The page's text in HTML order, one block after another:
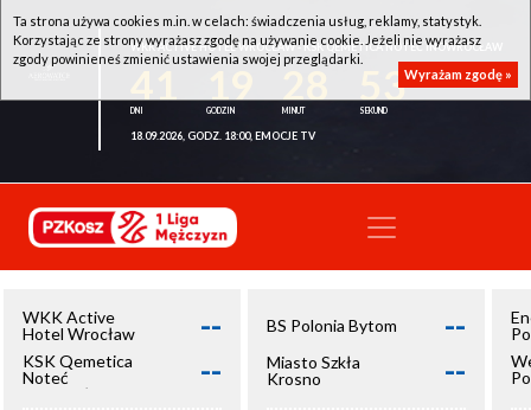
WKK ACTIVE HOTEL WROCŁAW - KSK QEMETICA NOTEĆ INOWROCŁAW
53
18.09.2026, GODZ. 18:00, EMOCJE TV
WKK Active
Hotel Wrocław
--
KSK Qemetica
Noteć
Inowrocław
--
BS Polonia Bytom --
Miasto Szkła
Krosno
--
Ta strona używa cookies m.in. w celach: świadczenia usług, reklamy, statystyk.
Korzystając ze strony wyrażasz zgodę na używanie cookie. Jeżeli nie wyrażasz
zgody powinieneś zmienić ustawienia swojej przeglądarki.
Wyrażam zgodę »